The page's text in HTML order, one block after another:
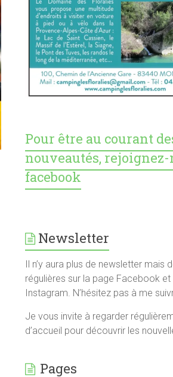
Pour être au courant
nouveautés,
facebook
Newsletter
Il n’y aura plus de newsletter mais
régulières sur la page Facebook et
Instagram. N’hésitez pas à me
Je vous invite à regarder
d’accueil pour découvrir les
Pages